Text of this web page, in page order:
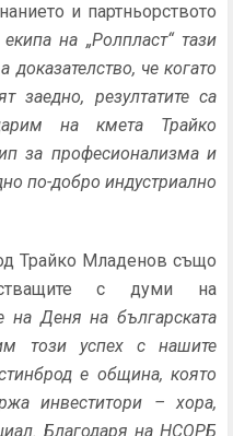
и партньорството
на „Ролпласт“тази
доказателство, че когато
заедно, резултатите са
на кмета Трайко
за професионализма и
по-добро индустриално
Трайко Младенов също
с думи на
на Деня на българската
този успех с нашите
е община, която
инвеститори – хора,
Благодаря на НСОРБ